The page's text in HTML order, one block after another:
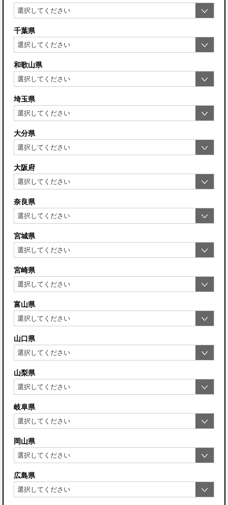
千葉県
和歌山県
埼玉県
大分県
大阪府
奈良県
宮城県
宮崎県
富山県
山口県
山梨県
岐阜県
岡山県
広島県